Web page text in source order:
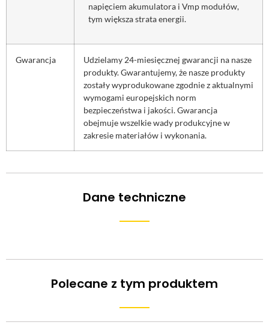
napięciem akumulatora i Vmp modułów,
tym większa strata energii.
Gwarancja
Udzielamy 24-miesięcznej gwarancji na nasze
produkty. Gwarantujemy, że nasze produkty
zostały wyprodukowane zgodnie z aktualnymi
wymogami europejskich norm
bezpieczeństwa i jakości. Gwarancja
obejmuje wszelkie wady produkcyjne w
zakresie materiałów i wykonania.
Dane techniczne
Polecane z tym produktem